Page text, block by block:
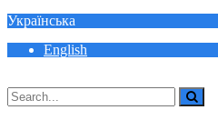
Українська
English